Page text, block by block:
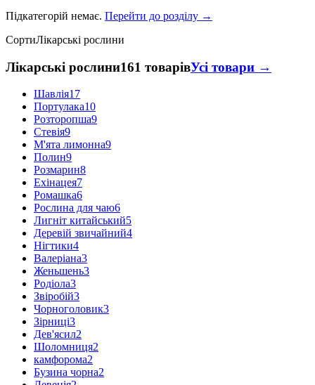
Підкатегорій немає. Перейти до розділу →
СортиЛікарські рослини
Лікарські рослини161 товарівУсі товари →
Шавлія17
Портулака10
Розторопша9
Стевія9
М'ята лимонна9
Полин9
Розмарин8
Ехінацея7
Ромашка6
Рослина для чаю6
Лигніт китайський5
Деревій звичайний4
Нігтики4
Валеріана3
Женьшень3
Родіола3
Звіробій3
Чорноголовик3
Зірниці3
Дев'ясил2
Шоломниця2
камфорома2
Бузина чорна2